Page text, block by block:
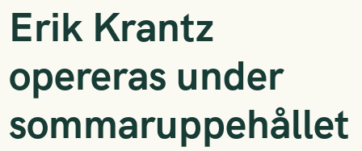
Erik Krantz
opereras under
sommaruppehållet